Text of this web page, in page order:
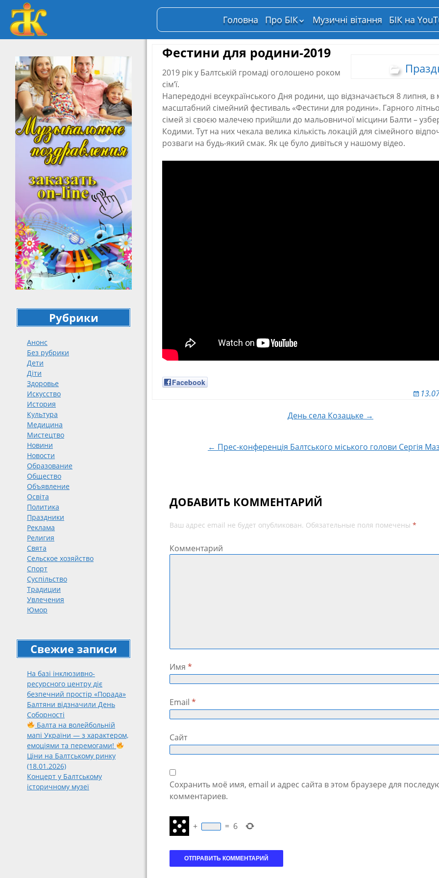
Головна
Про БІК
Структура власності
Музичні вітання БІК на
Рубрики
Анонс
Без рубрики
Дети
Діти
Здоровье
Искусство
История
Культура
Медицина
Мистецтво
Новини
Новости
Образование
Общество
Объявление
Освіта
Политика
Праздники
Реклама
Религия
Свята
Сельское хозяйство
Спорт
Суспільство
Традиции
Увлечения
Юмор
Свежие записи
На базі інклюзивно-
ресурсного центру діє
безпечний простір «Порада»
Балтяни відзначили День
Соборності
Балта на волейбольній
мапі України — з характером,
емоціями та перемогами!
Ціни на Балтському ринку
(18.01.2026)
Концерт у Балтському
історичному музеї
Фестини для родини-2019
2019 рік у Балтській громаді оголошено роком
сім’ї.
Напередодні всеукраїнського Дня родини, що відзначається 8 липня, в
масштабний сімейний фестиваль «Фестини для родини». Гарного
сімей зі своєю малечею прийшли до мальовничої місцини Балти –
Кодими. Тут на них чекала велика кількість локацій для сімейного
розваги на будь-який смак. Як це було дивіться у нашому відео.
Facebook
Навигация по записямДень села Козацьке →
← Прес-конференція Балтського міського голови Сергія
ДОБАВИТЬ КОММЕНТАРИЙ
Ваш адрес email не будет опубликован. Обязательные поля помечены*
Комментарий
Имя*
Email*
Сайт
Сохранить моё имя, email и адрес сайта в этом браузере для
комментариев.
+ = 6